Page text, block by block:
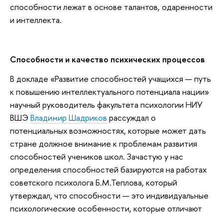
способности лежат в основе талантов, одаренности
и интеллекта.
Способности и качество психических процессов
В докладе «Развитие способностей учащихся — путь
к повышению интеллектуального потенциала нации»
научный руководитель факультета психологии НИУ
ВШЭ Владимир Шадриков рассуждал о
потенциальных возможностях, которые может дать
стране должное внимание к проблемам развития
способностей учеников школ. Зачастую у нас
определения способностей базируются на работах
советского психолога Б.М.Теплова, который
утверждал, что способности — это индивидуальные
психологические особенности, которые отличают